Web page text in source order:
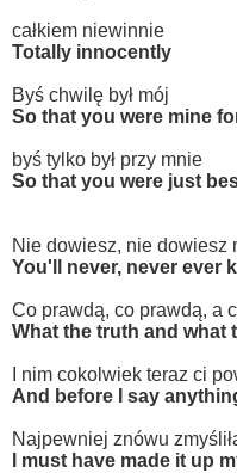
całkiem niewinnie
Totally innocently
Byś chwilę był mój
So that you were mine
byś tylko był przy mnie
So that you were just
Nie dowiesz, nie dowiesz
You'll never, never ever
Co prawdą, co prawdą, a
What the truth and what
I nim cokolwiek teraz ci
And before I say
Najpewniej znówu
I must have made it up